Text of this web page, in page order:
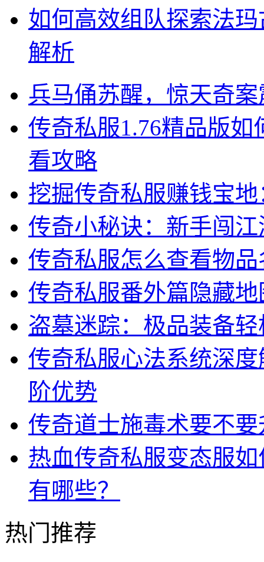
如何高效组队探索法
解析
兵马俑苏醒，惊天奇
传奇私服1.76精品版
看攻略
挖掘传奇私服赚钱宝
传奇小秘诀：新手闯
传奇私服怎么查看物品
传奇私服番外篇隐藏
盗墓迷踪：极品装备
传奇私服心法系统深
阶优势
传奇道士施毒术要不要
热血传奇私服变态服
有哪些？
热门推荐